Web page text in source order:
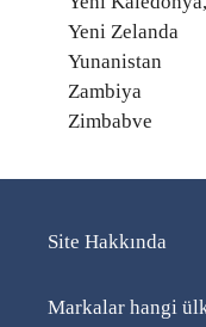
Yeni Zelanda
Yunanistan
Zambiya
Zimbabve
Site Hakkında
Markalar hangi